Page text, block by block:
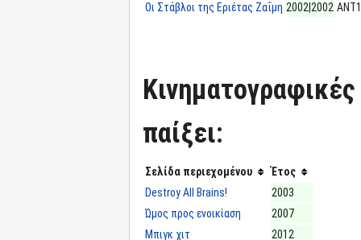
Οι Στάβλοι της Εριέτας Ζαΐμη 2002|2002 ΑΝΤ1
Κινηματογραφικές
παίξει:
Σελίδα περιεχομένου
Έτος
Destroy All Brains!
2003
Ώμος προς ενοικίαση
2007
Μπιγκ χιτ
2012